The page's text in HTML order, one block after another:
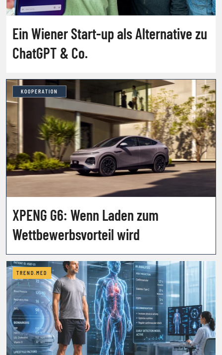
Ein Wiener Start-up als Alternative zu
ChatGPT & Co.
KOOPERATION
XPENG G6: Wenn Laden zum
Wettbewerbsvorteil wird
TREND.MED